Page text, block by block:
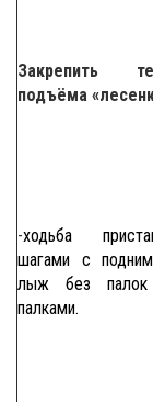
Закрепить
подъёма
-ходьба
шагами с
лыж без
палками.